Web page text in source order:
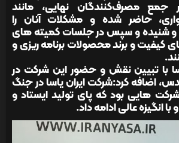
جمع مصرف‌کنندگان نهایی، مانند
حاضر شده و مشکلات آنان را
شنیده و سپس در جلسات کمیته های
کیفیت و برند محصولات برنامه ریزی و
با تبیین نقش و حضور این شرکت در
اضافه کرد:شرکت ایران یاسا در جنگ
از شرکت هایی بود که پای تولید ایستاد و
انگیزه‌ عالی ادامه داد.